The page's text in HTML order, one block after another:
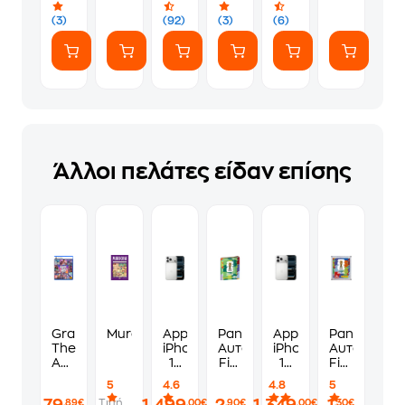
(3) (92)
Αυτοκόλλητα)
(3) (6)
Άλλοι πελάτες είδαν επίσης
Grand
Theft
Auto
Standard
,89€
Murdoku
5
Apple
iPhone
17
Max
4.6
,00€
Panini
Αυτοκόλλητα
Fifa
,90€
Apple
iPhone
17
256GB
4.8
,00€
Panini
Fifa
Cup
5
,30€